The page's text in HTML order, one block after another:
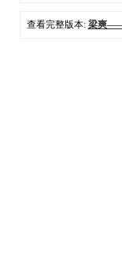
查看完整版本: 梁爽——